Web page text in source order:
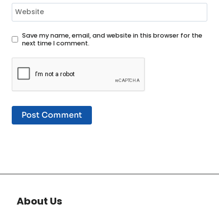
Website
Save my name, email, and website in this browser for the
next time I comment.
About Us